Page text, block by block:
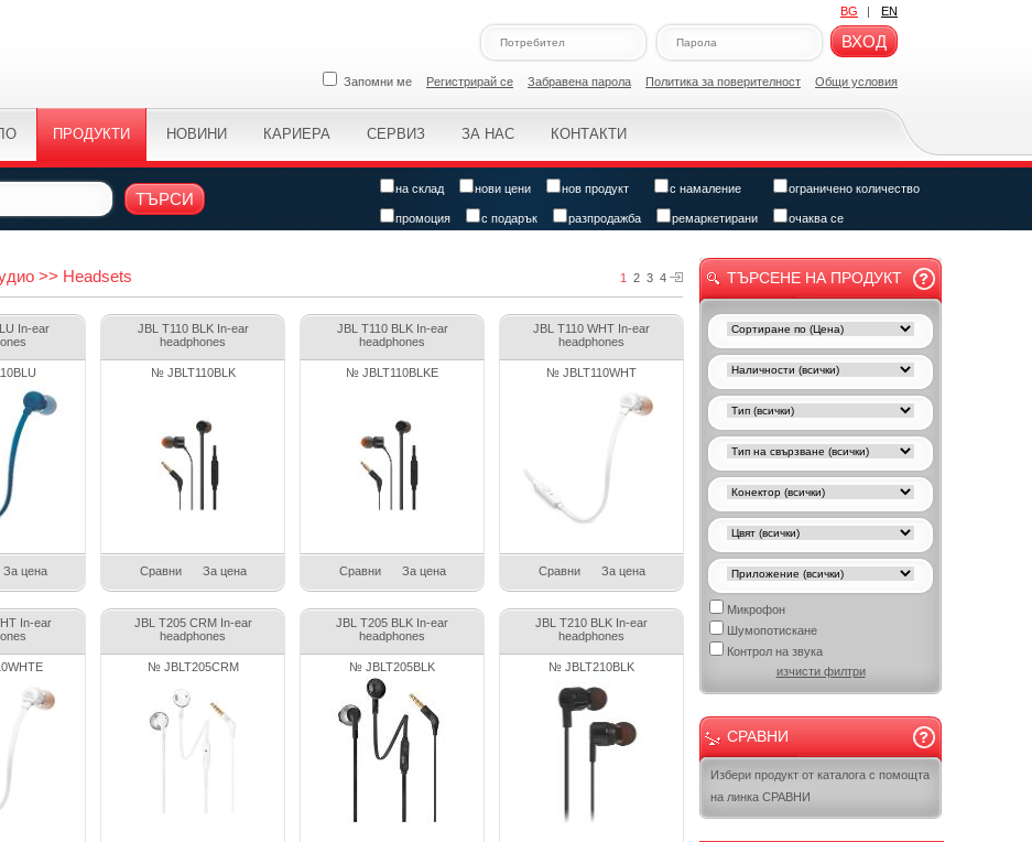
BG | EN
ВХОД
Запомни ме Регистрирай се Забравена парола Политикa за поверителност Общи условия
ПРОДУКТИ НОВИНИ КАРИЕРА СЕРВИЗ ЗА НАС КОНТАКТИ
ТЪРСИ
на склад нови цени нов продукт с намаление ограничено количество
промоция с подарък разпродажба ремаркетирани очаква се
1 2 3 4
>> Headsets
In-ear
За цена
JBL T110 BLK In-ear
headphones
№ JBLT110BLK
Сравни За цена
JBL T110 BLK In-ear
headphones
№ JBLT110BLKE
Сравни За цена
JBL T110 WHT In-ear
headphones
№ JBLT110WHT
Сравни За цена
In-ear
JBL T205 CRM In-ear
headphones
№ JBLT205CRM
JBL T205 BLK In-ear
headphones
№ JBLT205BLK
JBL T210 BLK In-ear
headphones
№ JBLT210BLK
ТЪРСЕНЕ НА ПРОДУКТ
Микрофон
Шумопотискане
Контрол на звука
изчисти филтри
СРАВНИ
Избери продукт от каталога с помощта
на линка СРАВНИ